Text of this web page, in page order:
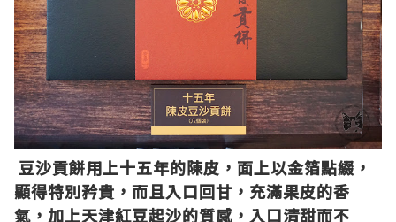
豆沙貢餅用上十五年的陳皮，面上以金箔點綴，
顯得特別矜貴，而且入口回甘，充滿果皮的香
氣，加上天津紅豆起沙的質感，入口清甜而不